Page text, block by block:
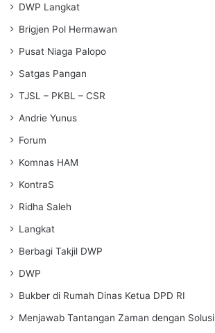
DWP Langkat
Brigjen Pol Hermawan
Pusat Niaga Palopo
Satgas Pangan
TJSL – PKBL – CSR
Andrie Yunus
Forum
Komnas HAM
KontraS
Ridha Saleh
Langkat
Berbagi Takjil DWP
DWP
Bukber di Rumah Dinas Ketua DPD RI
Menjawab Tantangan Zaman dengan Solusi